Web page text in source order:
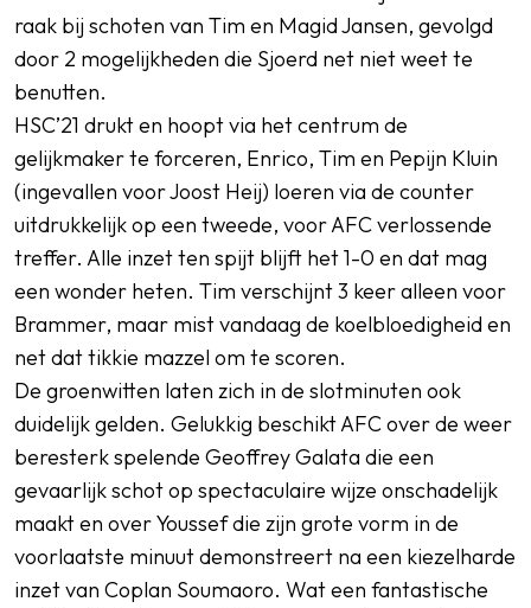
raak bij schoten van Tim en Magid Jansen, gevolgd
door 2 mogelijkheden die Sjoerd net niet weet te
benutten.
HSC’21 drukt en hoopt via het centrum de
gelijkmaker te forceren, Enrico, Tim en Pepijn Kluin
(ingevallen voor Joost Heij) loeren via de counter
uitdrukkelijk op een tweede, voor AFC verlossende
treffer. Alle inzet ten spijt blijft het 1-0 en dat mag
een wonder heten. Tim verschijnt 3 keer alleen voor
Brammer, maar mist vandaag de koelbloedigheid en
net dat tikkie mazzel om te scoren.
De groenwitten laten zich in de slotminuten ook
duidelijk gelden. Gelukkig beschikt AFC over de weer
beresterk spelende Geoffrey Galata die een
gevaarlijk schot op spectaculaire wijze onschadelijk
maakt en over Youssef die zijn grote vorm in de
voorlaatste minuut demonstreert na een kiezelharde
inzet van Coplan Soumaoro. Wat een fantastische